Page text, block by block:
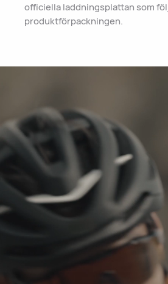
officiella laddningsplattan som
produktförpackningen.